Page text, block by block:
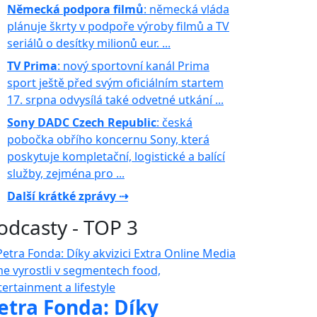
Německá podpora filmů: německá vláda
plánuje škrty v podpoře výroby filmů a TV
seriálů o desítky milionů eur. ...
TV Prima: nový sportovní kanál Prima
sport ještě před svým oficiálním startem
17. srpna odvysílá také odvetné utkání ...
Sony DADC Czech Republic: česká
pobočka obřího koncernu Sony, která
poskytuje kompletační, logistické a balící
služby, zejména pro ...
Další krátké zprávy ⇢
- TOP 3
Fonda: Díky